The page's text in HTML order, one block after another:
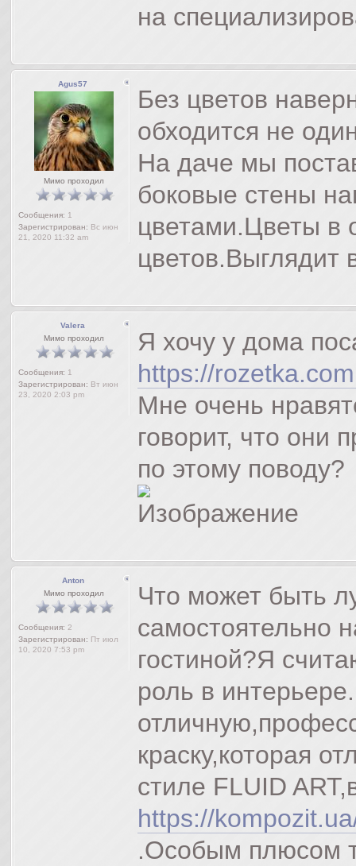
на
Agus57
Мимо проходил
Сообщения: 1
Зарегистрирован: Вс июн
21, 2020 11:32 am
Без цветов
обходится не
На даче мы
боковые стены
цветами.Цветы в
цветов.Выглядит
Valera
Мимо проходил
Сообщения: 1
Зарегистрирован: Вт июн
23, 2020 2:03 pm
Я хочу у дома
https://
Мне очень
говорит, что они
по этому поводу?
Anton
Мимо проходил
Сообщения: 2
Зарегистрирован: Пт июл
10, 2020 7:53 pm
Что может быть
самостоятельно
гостиной?Я
роль в
краску,которая
стиле FLUID
https://
.Особым плюсом